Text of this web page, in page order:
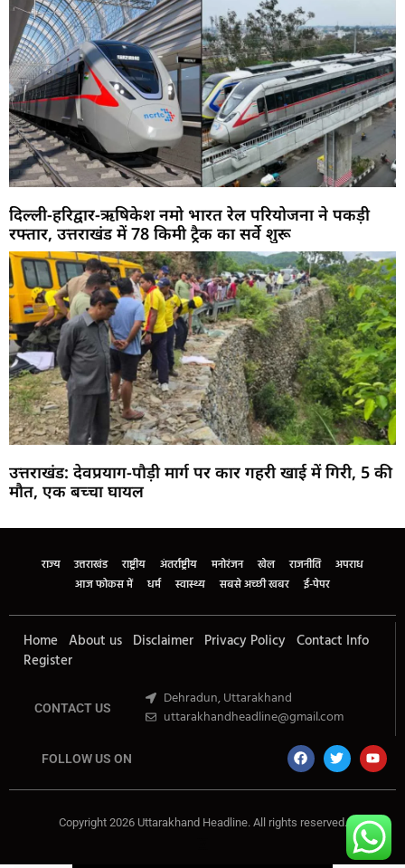
दिल्ली-हरिद्वार-ऋषिकेश नमो भारत रेल परियोजना ने पकड़ी
रफ्तार, उत्तराखंड में 78 किमी ट्रैक का सर्वे शुरू
उत्तराखंड: देवप्रयाग-पौड़ी मार्ग पर कार गहरी खाई में गिरी, 5 की
मौत, एक बच्चा घायल
राज्य उत्तराखंड राष्ट्रीय अंतर्राष्ट्रीय मनोरंजन खेल राजनीति
अपराध
आज फोकस में
धर्म स्वास्थ्य सबसे अच्छी खबर ई-पेपर
Home About us Disclaimer Privacy Policy Contact Info
Register
CONTACT US
Dehradun, Uttarakhand
uttarakhandheadline@gmail.com
FOLLOW US ON
Copyright 2026 Uttarakhand Headline. All rights reserved.